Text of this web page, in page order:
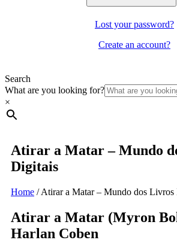
Lost your password?
Create an account?
Search
What are you looking for?
×
Atirar a Matar – Mundo
Digitais
Home /Atirar a Matar – Mundo dos Livros
Atirar a Matar (Myron
Harlan Coben